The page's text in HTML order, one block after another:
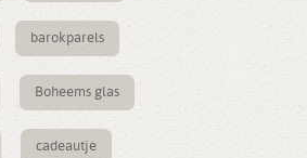
barokparels
Boheems glas
cadeautje